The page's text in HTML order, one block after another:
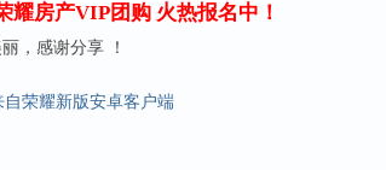
耀房产VIP团购 火热报名中！
，感谢分享 ！
自荣耀新版安卓客户端